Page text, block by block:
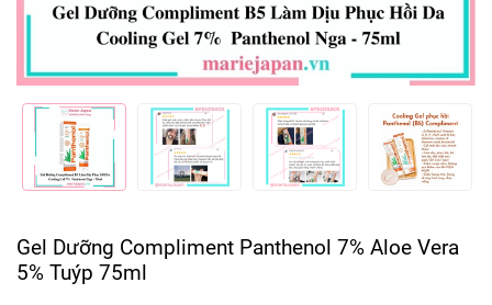
Gel Dưỡng Compliment Panthenol 7% Aloe Vera
5% Tuýp 75ml